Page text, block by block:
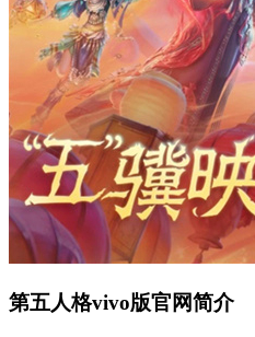
第五人格vivo版官网简介